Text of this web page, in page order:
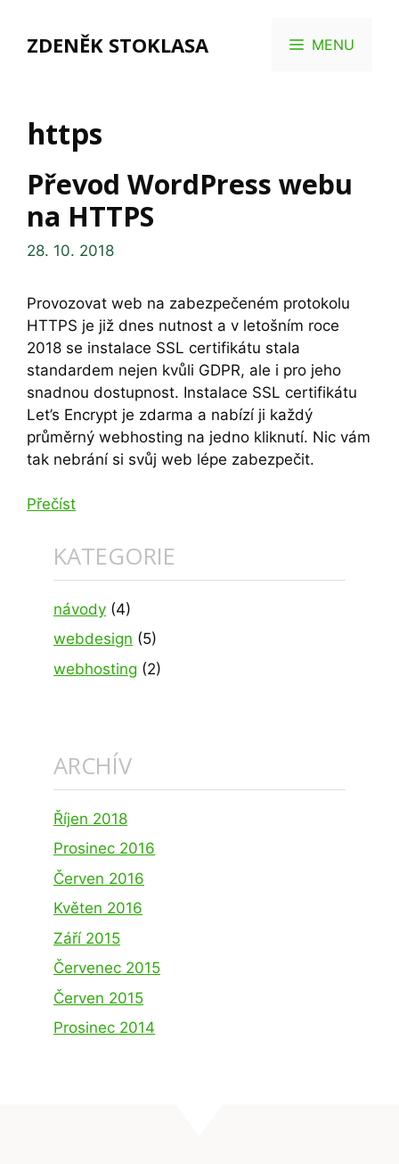
obsahZDENĚK STOKLASA MENU
https
Převod WordPress webu
na HTTPS
28. 10. 2018
Provozovat web na zabezpečeném protokolu
HTTPS je již dnes nutnost a v letošním roce
2018 se instalace SSL certifikátu stala
standardem nejen kvůli GDPR, ale i pro jeho
snadnou dostupnost. Instalace SSL certifikátu
Let’s Encrypt je zdarma a nabízí ji každý
průměrný webhosting na jedno kliknutí. Nic vám
tak nebrání si svůj web lépe zabezpečit.
Přečíst
KATEGORIE
návody (4)
webdesign (5)
webhosting (2)
ARCHÍV
Říjen 2018
Prosinec 2016
Červen 2016
Květen 2016
Září 2015
Červenec 2015
Červen 2015
Prosinec 2014